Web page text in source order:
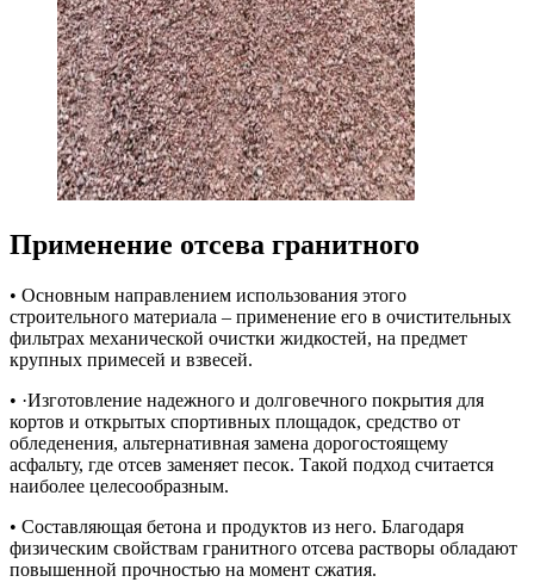
Применение отсева гранитного
• Основным направлением использования этого
строительного материала – применение его в очистительных
фильтрах механической очистки жидкостей, на предмет
крупных примесей и взвесей.
• ·Изготовление надежного и долговечного покрытия для
кортов и открытых спортивных площадок, средство от
обледенения, альтернативная замена дорогостоящему
асфальту, где отсев заменяет песок. Такой подход считается
наиболее целесообразным.
• Составляющая бетона и продуктов из него. Благодаря
физическим свойствам гранитного отсева растворы обладают
повышенной прочностью на момент сжатия.